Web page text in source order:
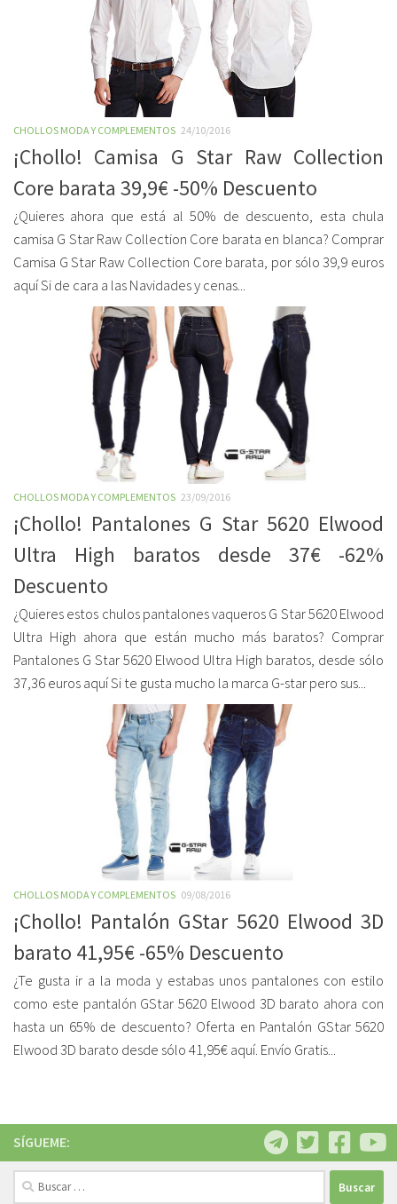
CHOLLOS MODA Y COMPLEMENTOS 24/10/2016
¡Chollo! Camisa G Star Raw Collection
Core barata 39,9€ -50% Descuento
¿Quieres ahora que está al 50% de descuento, esta chula
camisa G Star Raw Collection Core barata en blanca? Comprar
Camisa G Star Raw Collection Core barata, por sólo 39,9 euros
aquí Si de cara a las Navidades y cenas...
CHOLLOS MODA Y COMPLEMENTOS 23/09/2016
¡Chollo! Pantalones G Star 5620 Elwood
Ultra High baratos desde 37€ -62%
Descuento
¿Quieres estos chulos pantalones vaqueros G Star 5620 Elwood
Ultra High ahora que están mucho más baratos? Comprar
Pantalones G Star 5620 Elwood Ultra High baratos, desde sólo
37,36 euros aquí Si te gusta mucho la marca G-star pero sus...
CHOLLOS MODA Y COMPLEMENTOS 09/08/2016
¡Chollo! Pantalón GStar 5620 Elwood 3D
barato 41,95€ -65% Descuento
¿Te gusta ir a la moda y estabas unos pantalones con estilo
como este pantalón GStar 5620 Elwood 3D barato ahora con
hasta un 65% de descuento? Oferta en Pantalón GStar 5620
Elwood 3D barato desde sólo 41,95€ aquí. Envío Gratis...
SÍGUEME:
Buscar: